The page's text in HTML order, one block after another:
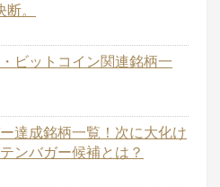
。
ビットコイン関連銘柄一
達成銘柄一覧！次に大化け
ンバガー候補とは？